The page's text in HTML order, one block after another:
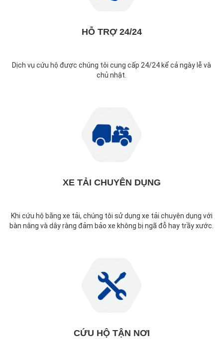
HỖ TRỢ 24/24
Dịch vụ cứu hộ được chúng tôi cung cấp 24/24 kể cả ngày lễ và
chủ nhật.
XE TẢI CHUYÊN DỤNG
Khi cứu hộ bằng xe tải, chúng tôi sử dụng xe tải chuyên dụng với
bàn nâng và dây ràng đảm bảo xe không bị ngã đỗ hay trầy xước.
CỨU HỘ TẬN NƠI